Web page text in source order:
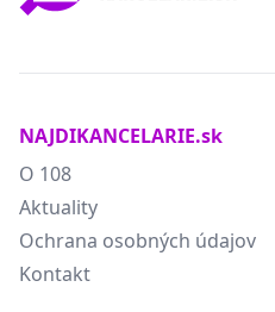
NAJDIKANCELARIE.sk
O 108
Aktuality
Ochrana osobných údajov
Kontakt